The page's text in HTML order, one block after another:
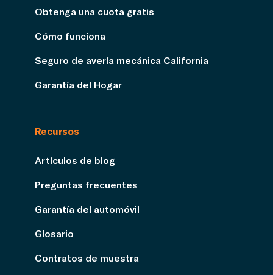
Obtenga una cuota gratis
Cómo funciona
Seguro de avería mecánica California
Garantía del Hogar
Recursos
Artículos de blog
Preguntas frecuentes
Garantía del automóvil
Glosario
Contratos de muestra